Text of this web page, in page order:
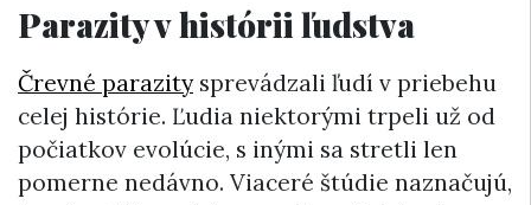
Parazity v histórii ľudstva
Črevné parazitysprevádzali ľudí v priebehu
celej histórie. Ľudia niektorými trpeli už od
počiatkov evolúcie, s inými sa stretli len
pomerne nedávno. Viaceré štúdie naznačujú,